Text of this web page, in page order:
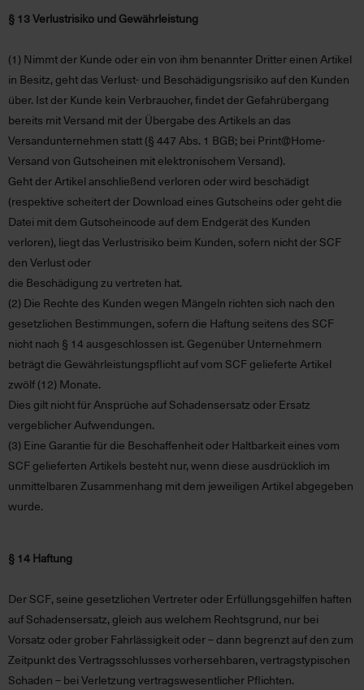
§ 13 Verlustrisiko und Gewährleistung
(1) Nimmt der Kunde oder ein von ihm benannter Dritter einen Artikel
in Besitz, geht das Verlust- und Beschädigungsrisiko auf den Kunden
über. Ist der Kunde kein Verbraucher, findet der Gefahrübergang
bereits mit Versand mit der Übergabe des Artikels an das
Versandunternehmen statt (§ 447 Abs. 1 BGB; bei Print@Home-
Versand von Gutscheinen mit elektronischem Versand).
Geht der Artikel anschließend verloren oder wird beschädigt
(respektive scheitert der Download eines Gutscheins oder geht die
Datei mit dem Gutscheincode auf dem Endgerät des Kunden
verloren), liegt das Verlustrisiko beim Kunden, sofern nicht der SCF
den Verlust oder
die Beschädigung zu vertreten hat.
(2) Die Rechte des Kunden wegen Mängeln richten sich nach den
gesetzlichen Bestimmungen, sofern die Haftung seitens des SCF
nicht nach § 14 ausgeschlossen ist. Gegenüber Unternehmern
beträgt die Gewährleistungspflicht auf vom SCF gelieferte Artikel
zwölf (12) Monate.
Dies gilt nicht für Ansprüche auf Schadensersatz oder Ersatz
vergeblicher Aufwendungen.
(3) Eine Garantie für die Beschaffenheit oder Haltbarkeit eines vom
SCF gelieferten Artikels besteht nur, wenn diese ausdrücklich im
unmittelbaren Zusammenhang mit dem jeweiligen Artikel abgegeben
wurde.
§ 14 Haftung
Der SCF, seine gesetzlichen Vertreter oder Erfüllungsgehilfen haften
auf Schadensersatz, gleich aus welchem Rechtsgrund, nur bei
Vorsatz oder grober Fahrlässigkeit oder – dann begrenzt auf den zum
Zeitpunkt des Vertragsschlusses vorhersehbaren, vertragstypischen
Schaden – bei Verletzung vertragswesentlicher Pflichten.